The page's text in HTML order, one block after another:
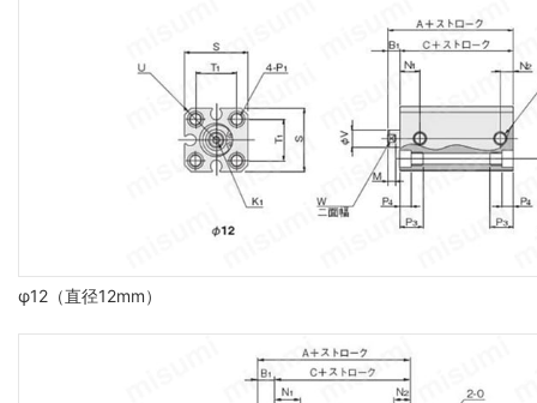
φ12（直径12mm）